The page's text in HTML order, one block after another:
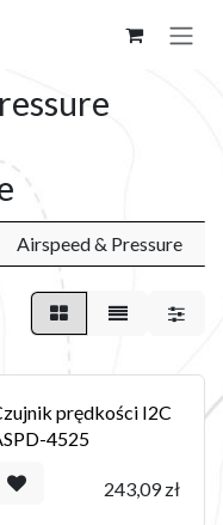
Airspeed & Pressure
prędkości I2C
4525
243,09zł